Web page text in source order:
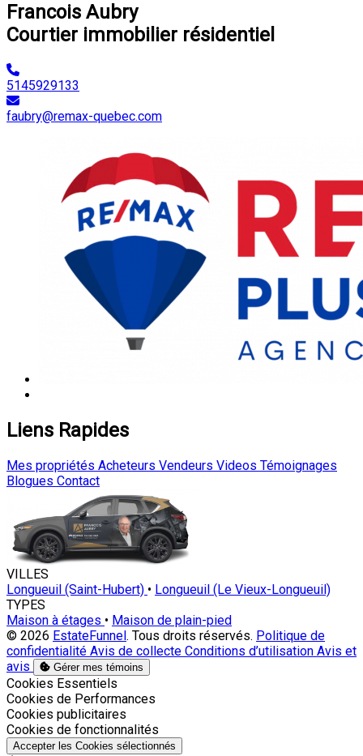
Francois Aubry
Courtier immobilier résidentiel
5145929133
faubry@remax-quebec.com
Liens Rapides
Mes propriétés Acheteurs Vendeurs Videos Témoignages
Blogues Contact
VILLES
Longueuil (Saint-Hubert) • Longueuil (Le Vieux-Longueuil)
TYPES
Maison à étages • Maison de plain-pied
© 2026 EstateFunnel. Tous droits réservés. Politique de
confidentialité Avis de collecte Conditions d’utilisation Avis et
avis
Gérer mes témoins
Activer
Cookies Essentiels
Activer
Cookies de Performances
Activer
Cookies publicitaires
Activer
Cookies de fonctionnalités
Accepter les Cookies sélectionnés